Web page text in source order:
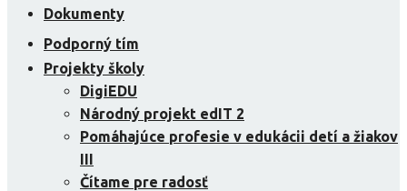
Dokumenty
Podporný tím
Projekty školy
DigiEDU
Národný projekt edIT 2
Pomáhajúce profesie v edukácii detí a žiakov
III
Čítame pre radosť